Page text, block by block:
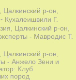
Цалкинский р-он,
Кухалеишвили Г.
Цалкинский р-он,
- Мавродис Т.
Цалкинский р-он,
- Анжело Зени и
Kлуб
пород